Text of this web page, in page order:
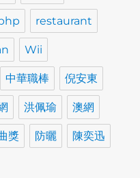
restaurant
Wii
中華職棒 倪安東
洪佩瑜 澳網
獎 防曬 陳奕迅